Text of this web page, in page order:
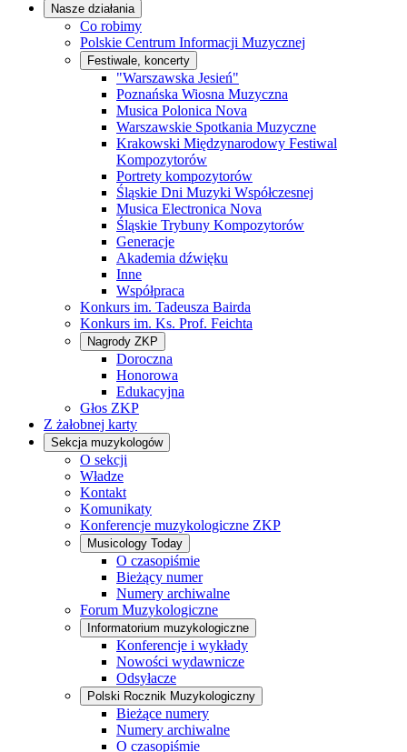
Nasze działania
Co robimy
Polskie Centrum Informacji Muzycznej
Festiwale, koncerty
"Warszawska Jesień"
Poznańska Wiosna Muzyczna
Musica Polonica Nova
Warszawskie Spotkania Muzyczne
Krakowski Międzynarodowy Festiwal
Kompozytorów
Portrety kompozytorów
Śląskie Dni Muzyki Współczesnej
Musica Electronica Nova
Śląskie Trybuny Kompozytorów
Generacje
Akademia dźwięku
Inne
Współpraca
Konkurs im. Tadeusza Bairda
Konkurs im. Ks. Prof. Feichta
Nagrody ZKP
Doroczna
Honorowa
Edukacyjna
Głos ZKP
Z żałobnej karty
Sekcja muzykologów
O sekcji
Władze
Kontakt
Komunikaty
Konferencje muzykologiczne ZKP
Musicology Today
O czasopiśmie
Bieżący numer
Numery archiwalne
Forum Muzykologiczne
Informatorium muzykologiczne
Konferencje i wykłady
Nowości wydawnicze
Odsyłacze
Polski Rocznik Muzykologiczny
Bieżące numery
Numery archiwalne
O czasopiśmie